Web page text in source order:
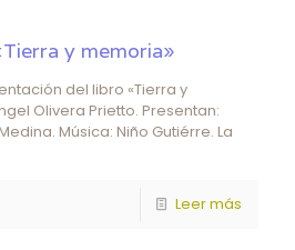
y memoria»
del libro «Tierra y
Olivera Prietto. Presentan:
Música: Niño Gutiérre. La
Leer más